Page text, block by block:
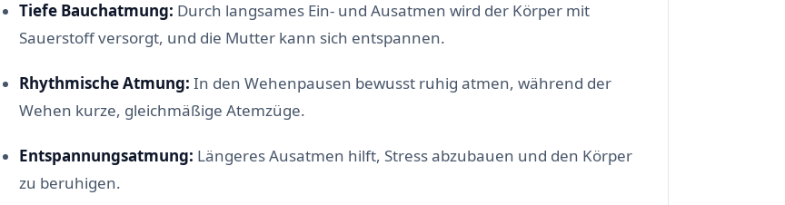
Tiefe Bauchatmung: Durch langsames Ein- und Ausatmen wird der Körper mit
Sauerstoff versorgt, und die Mutter kann sich entspannen.
Rhythmische Atmung: In den Wehenpausen bewusst ruhig atmen, während der
Wehen kurze, gleichmäßige Atemzüge.
Entspannungsatmung: Längeres Ausatmen hilft, Stress abzubauen und den Körper
zu beruhigen.